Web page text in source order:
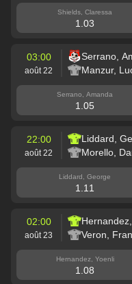
Shields, Claressa
1.03
03:00
août 22
Serrano,
Manzur,
Serrano, Amanda
1.05
22:00
août 22
Liddard,
Morello,
Liddard, George
1.11
02:00
août 23
Veron,
Hernandez, Yoenli
1.08